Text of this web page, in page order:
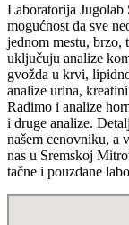
Laboratorija
mogućnost da sve
jednom mestu, brzo,
uključuju analize
gvožda u krvi,
analize urina,
Radimo i analize
i druge analize.
našem cenovniku, a
nas u Sremskoj
tačne i pouzdane